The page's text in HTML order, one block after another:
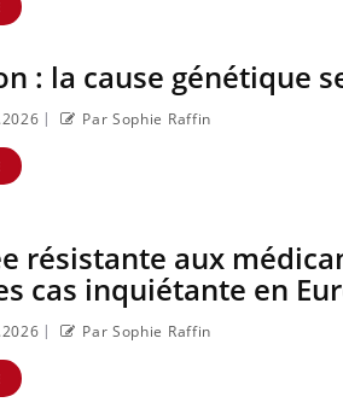
: la cause génétique
| Par Sophie Raffin
résistante aux
cas inquiétante en
| Par Sophie Raffin